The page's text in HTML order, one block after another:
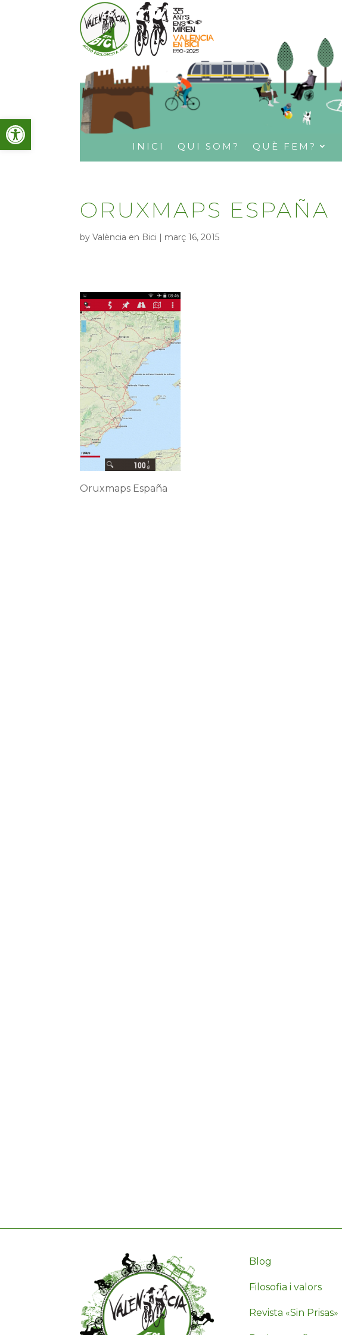
Obre la barra d'eines
INICI QUI SOM? QUÈ FEM?
ORUXMAPS ESPAÑA
byValència en Bici | març 16, 2015
Oruxmaps España
Blog
Filosofia i valors
Revista «Sin Prisas»